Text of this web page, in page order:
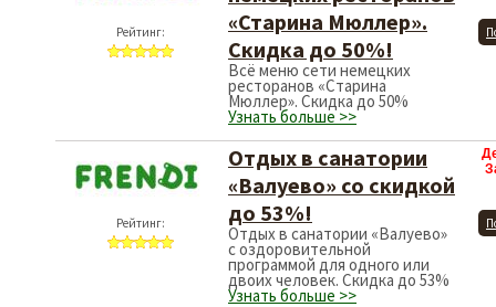
Рейтинг:
«Старина Мюллер».
Скидка до 50%!
Всё меню сети немецких
ресторанов «Старина
Мюллер». Скидка до 50%
Узнать больше >>
Рейтинг:
Отдых в санатории
«Валуево» со скидкой
до 53%!
Отдых в санатории «Валуево»
с оздоровительной
программой для одного или
двоих человек. Скидка до 53%
Узнать больше >>